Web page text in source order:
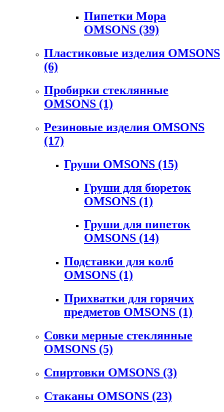
Пипетки Мора
OMSONS (39)
Пластиковые изделия OMSONS
(6)
Пробирки стеклянные
OMSONS (1)
Резиновые изделия OMSONS
(17)
Груши OMSONS (15)
Груши для бюреток
OMSONS (1)
Груши для пипеток
OMSONS (14)
Подставки для колб
OMSONS (1)
Прихватки для горячих
предметов OMSONS (1)
Совки мерные стеклянные
OMSONS (5)
Спиртовки OMSONS (3)
Стаканы OMSONS (23)